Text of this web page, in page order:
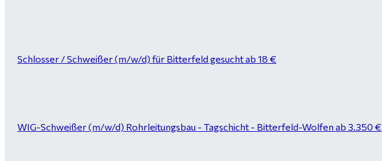
Schlosser / Schweißer (m/w/d) für Bitterfeld gesucht ab 18 €
WIG-Schweißer (m/w/d) Rohrleitungsbau - Tagschicht - Bitterfeld-Wolfen ab 3.350 €